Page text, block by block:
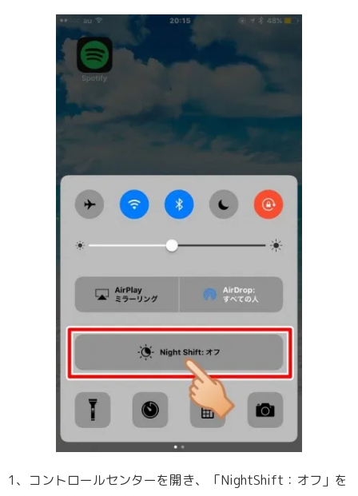
1、コントロールセンターを開き、「NightShift：オフ」を